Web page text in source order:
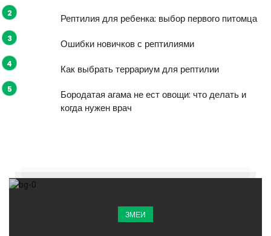
Рептилия для ребенка: выбор первого питомца
Ошибки новичков с рептилиями
Как выбрать террариум для рептилии
Бородатая агама не ест овощи: что делать и
когда нужен врач
ЗМЕИ